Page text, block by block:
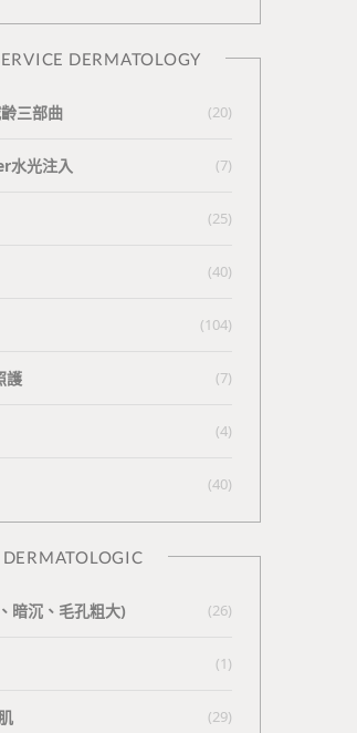
DERMATOLOGY
三部曲 (20)
水光注入 (7)
(25)
(40)
(104)
護 (7)
(4)
(40)
DERMATOLOGIC
暗沉、毛孔粗大) (26)
(1)
(29)